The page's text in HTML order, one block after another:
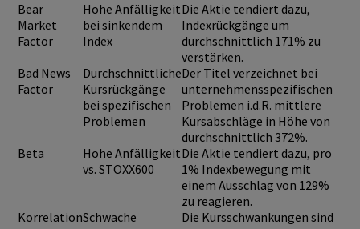
Bear
Market
Factor
Hohe Anfälligkeit
bei sinkendem
Index
Die Aktie tendiert dazu,
Indexrückgänge um
durchschnittlich 171% zu
verstärken.
Bad News
Factor
Durchschnittliche
Kursrückgänge
bei spezifischen
Problemen
Der Titel verzeichnet bei
unternehmensspezifischen
Problemen i.d.R. mittlere
Kursabschläge in Höhe von
durchschnittlich 372%.
Beta
Hohe Anfälligkeit
vs. STOXX600
Die Aktie tendiert dazu, pro
1% Indexbewegung mit
einem Ausschlag von 129%
zu reagieren.
KorrelationSchwache
Die Kursschwankungen sind